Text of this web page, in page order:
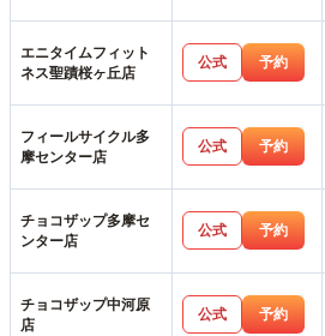
エニタイムフィット
ネス聖蹟桜ヶ丘店
公式 予約
フィールサイクル多
摩センター店
公式 予約
チョコザップ多摩セ
ンター店
公式 予約
チョコザップ中河原
店
公式 予約